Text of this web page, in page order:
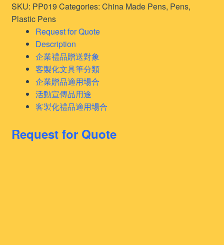
SKU: PP019 Categories: China Made Pens, Pens,
Plastic Pens
Request for Quote
Description
企業禮品贈送對象
客製化文具筆分類
企業贈品適用場合
活動宣傳品用途
客製化禮品適用場合
Request for Quote